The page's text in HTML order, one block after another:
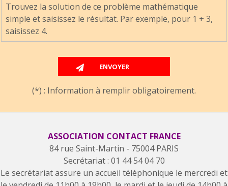
Trouvez la solution de ce problème mathématique
simple et saisissez le résultat. Par exemple, pour 1 + 3,
saisissez 4.
(*) : Information à remplir obligatoirement.
ASSOCIATION CONTACT FRANCE
84 rue Saint-Martin - 75004 PARIS
Secrétariat : 01 44 54 04 70
Le secrétariat assure un accueil téléphonique le mercredi et